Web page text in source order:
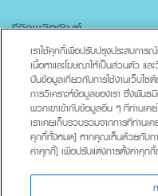
รีวิวผลิตภัณฑ์
ปกป้องผิวจากแสงแดด
ผิวมันเป็นสิวง่าย
ผิวแห้งขาดน้ำ
ทำความสะอาดร่างกาย
Lifestyle
เกี่ยวกับบิโอเร
นโยบายความเป็นส่วนตัว
เราใช้คุกกี้เพื่อปรับปรุงประสบการ
เนื้อหาและโฆษณาให้เป็นส่วนตัว และ
ปันข้อมูลเกี่ยวกับการใช้งานเว็บไซ
การวิเคราะห์ข้อมูลของเรา ซึ่งพันธ
พวกเขาเข้ากับข้อมูลอื่น ๆ ที่ท่านเ
เราเคยเก็บรวบรวมจากการที่ท่าน
คุกกี้ทั้งหมด] หากคุณเห็นด้วยกับก
ค่าคุกกี้] เพื่อปรับแต่งการตั้งค่าคุก